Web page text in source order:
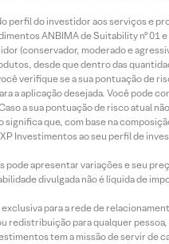
perfil do investidor aos serviços e
ANBIMA de Suitability nº
(conservador, moderado e
desde que dentro das
verifique se a sua pontuação de
a aplicação desejada. Você pode
a sua pontuação de risco atual
que, com base na
Investimentos ao seu perfil de
apresentar variações e seu
divulgada não é líquida de
para a rede de
redistribuição para qualquer
tem a missão de servir